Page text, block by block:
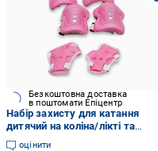
Безкоштовна доставка
в поштомати Епіцентр
Набір захисту для катання
дитячий на коліна/лікті та
зап'ястя M Рожевий (28443972)
оцінити